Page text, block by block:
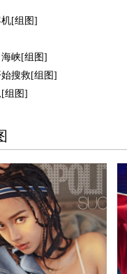
[组图]
峡[组图]
搜救[组图]
组图]